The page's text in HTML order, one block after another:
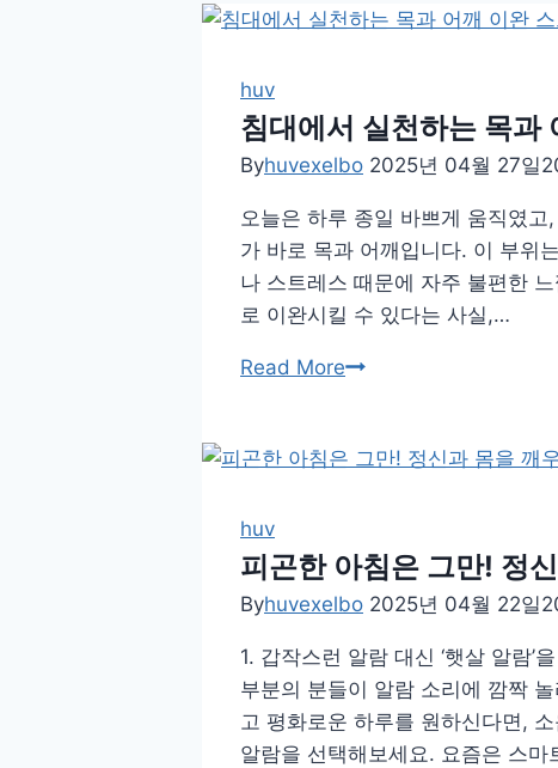
huv
침대에서 실천하는 목과
Byhuvexelbo 2025년 04월 27일
오늘은 하루 종일 바쁘게 움직였
가 바로 목과 어깨입니다. 이 부위
나 스트레스 때문에 자주 불편한
로 이완시킬 수 있다는 사실,…
Read More침
서
하
과
어
깨
이
huv
피곤한 아침은 그만! 정
Byhuvexelbo 2025년 04월 22일
1. 갑작스런 알람 대신 ‘햇살 알람
부분의 분들이 알람 소리에 깜짝
고 평화로운 하루를 원하신다면,
알람을 선택해보세요. 요즘은 스